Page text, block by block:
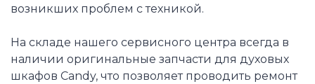
возникших проблем с техникой.
На складе нашего сервисного центра всегда в
наличии оригинальные запчасти для духовых
шкафов Candy, что позволяет проводить ремонт